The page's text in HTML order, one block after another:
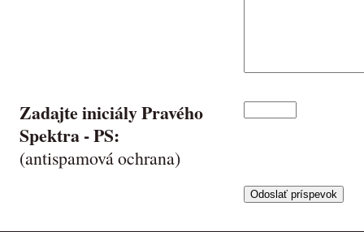
Zadajte iniciály Pravého
Spektra -PS:
(antispamová ochrana)